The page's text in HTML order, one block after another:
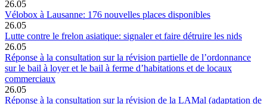
26.05
Vélobox à Lausanne: 176 nouvelles places disponibles
26.05
Lutte contre le frelon asiatique: signaler et faire détruire les nids
26.05
Réponse à la consultation sur la révision partielle de l’ordonnance
sur le bail à loyer et le bail à ferme d’habitations et de locaux
commerciaux
26.05
Réponse à la consultation sur la révision de la LAMal (adaptation de